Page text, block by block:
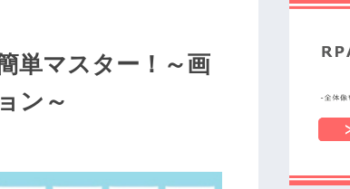
単マスター！～画
ン～